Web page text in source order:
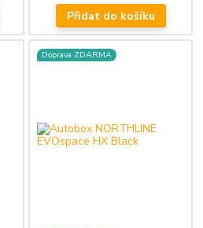
Přidat do košíku
Doprava ZDARMA